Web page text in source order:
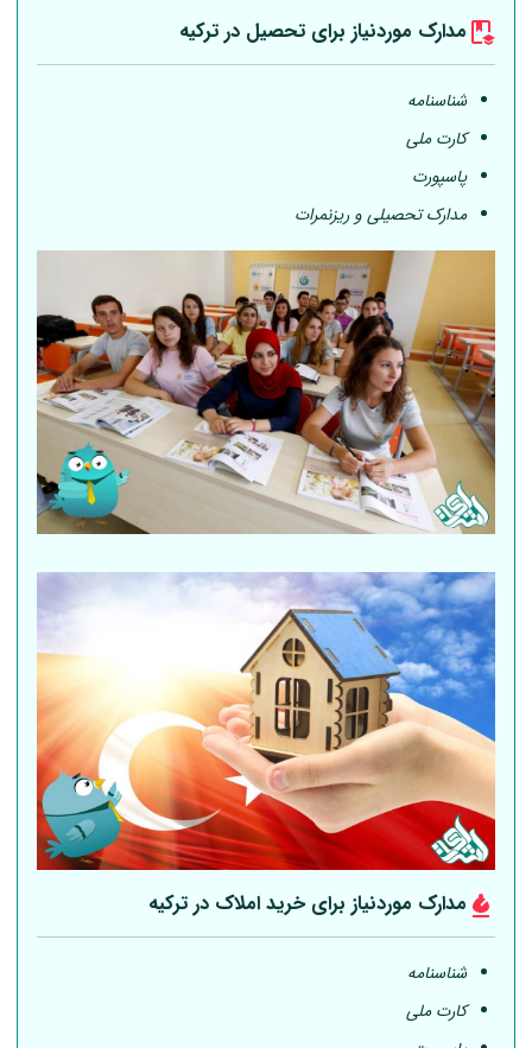
مدارک موردنیاز برای تحصیل در ترکیه
شناسنامه
کارت ملی
پاسپورت
مدارک تحصیلی و ریزنمرات
مدارک موردنیاز برای خرید املاک در ترکیه
شناسنامه
کارت ملی